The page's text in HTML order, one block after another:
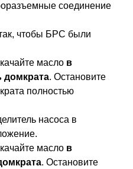
соединение
чтобы БРС были
масло в
домкрата. Остановите
полностью
насоса в
масло в
. Остановите